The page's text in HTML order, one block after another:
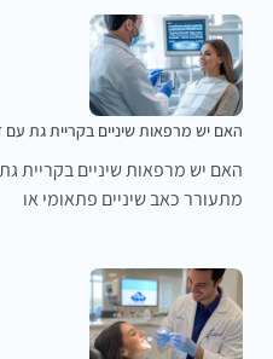
האם יש מרפאות שיניים בקריית גת עם
האם יש מרפאות שיניים בקריית
מתעורר כאב שיניים פתאומי או